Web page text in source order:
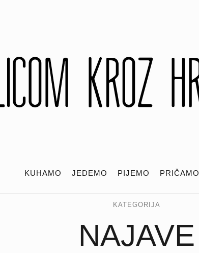
KUHAMO JEDEMO PIJEMO PRIČAMO
KATEGORIJA
NAJAVE